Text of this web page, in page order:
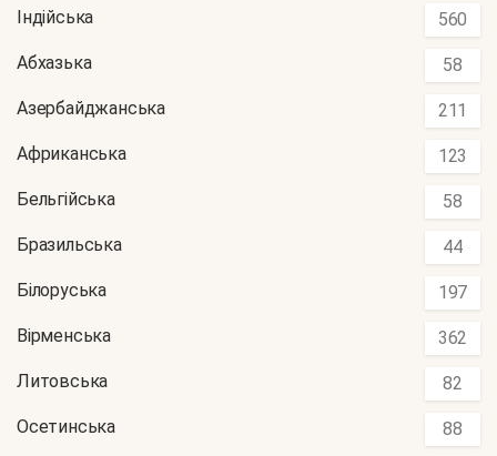
Індійська 560
Абхазька 58
Азербайджанська 211
Африканська 123
Бельгійська 58
Бразильська 44
Білоруська 197
Вірменська 362
Литовська 82
Осетинська 88